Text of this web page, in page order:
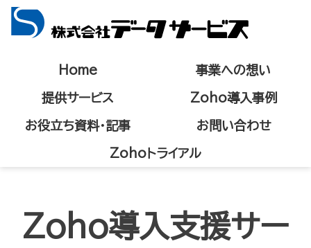
Home 事業への想い
提供サービス Zoho導入事例
お役立ち資料・記事 お問い合わせ
Zohoトライアル
Zoho​導入支援サー